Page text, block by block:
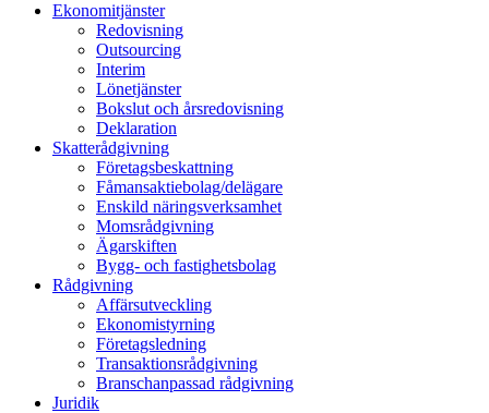
Ekonomitjänster
Redovisning
Outsourcing
Interim
Lönetjänster
Bokslut och årsredovisning
Deklaration
Skatterådgivning
Företagsbeskattning
Fåmansaktiebolag/delägare
Enskild näringsverksamhet
Momsrådgivning
Ägarskiften
Bygg- och fastighetsbolag
Rådgivning
Affärsutveckling
Ekonomistyrning
Företagsledning
Transaktionsrådgivning
Branschanpassad rådgivning
Juridik